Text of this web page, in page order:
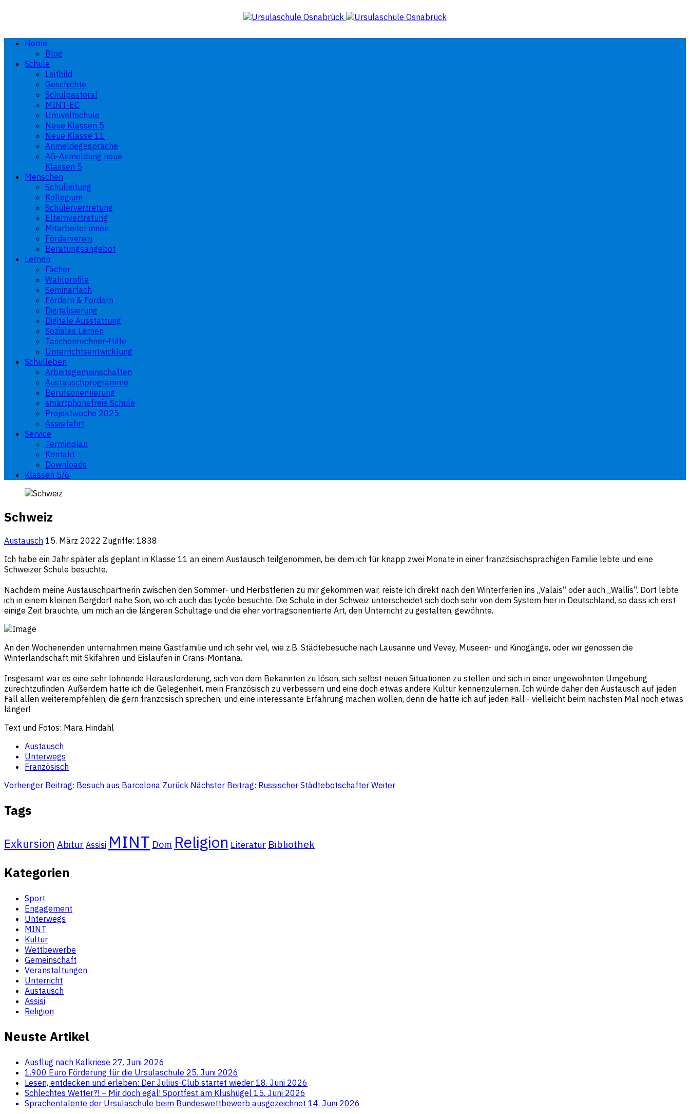
Home
Blog
Schule
Leitbild
Geschichte
Schulpastoral
MINT-EC
Umweltschule
Neue Klassen 5
Neue Klasse 11
Anmeldegespräche
AG-Anmeldung neue
Klassen 5
Menschen
Schulleitung
Kollegium
Schülervertretung
Elternvertretung
Mitarbeiter:innen
Förderverein
Beratungsangebot
Lernen
Fächer
Wahlprofile
Seminarfach
Fördern & Fordern
Digitalisierung
Digitale Ausstattung
Soziales Lernen
Taschenrechner-Hilfe
Unterrichtsentwicklung
Schulleben
Arbeitsgemeinschaften
Austauschprogramme
Berufsorientierung
smartphonefreie Schule
Projektwoche 2025
Assisifahrt
Service
Terminplan
Kontakt
Downloads
Klassen 5/6
Schweiz
Austausch 15. März 2022 Zugriffe: 1838
Ich habe ein Jahr später als geplant in Klasse 11 an einem Austausch teilgenommen, bei dem ich für knapp zwei Monate in einer französischsprachigen Familie lebte und eine
Schweizer Schule besuchte.
Nachdem meine Austauschpartnerin zwischen den Sommer- und Herbstferien zu mir gekommen war, reiste ich direkt nach den Winterferien ins „Valais“ oder auch „Wallis“. Dort lebte
ich in einem kleinen Bergdorf nahe Sion, wo ich auch das Lycée besuchte. Die Schule in der Schweiz unterscheidet sich doch sehr von dem System hier in Deutschland, so dass ich erst
einige Zeit brauchte, um mich an die längeren Schultage und die eher vortragsorientierte Art, den Unterricht zu gestalten, gewöhnte.
An den Wochenenden unternahmen meine Gastfamilie und ich sehr viel, wie z.B. Städtebesuche nach Lausanne und Vevey, Museen- und Kinogänge, oder wir genossen die
Winterlandschaft mit Skifahren und Eislaufen in Crans-Montana.
Insgesamt war es eine sehr lohnende Herausforderung, sich von dem Bekannten zu lösen, sich selbst neuen Situationen zu stellen und sich in einer ungewohnten Umgebung
zurechtzufinden. Außerdem hatte ich die Gelegenheit, mein Französisch zu verbessern und eine doch etwas andere Kultur kennenzulernen. Ich würde daher den Austausch auf jeden
Fall allen weiterempfehlen, die gern französisch sprechen, und eine interessante Erfahrung machen wollen, denn die hatte ich auf jeden Fall - vielleicht beim nächsten Mal noch etwas
länger!
Text und Fotos: Mara Hindahl
Austausch
Unterwegs
Französisch
Vorheriger Beitrag: Besuch aus Barcelona Zurück Nächster Beitrag: Russischer Städtebotschafter Weiter
Tags
Exkursion Abitur Assisi MINT Dom Religion Literatur Bibliothek
Kategorien
Sport
Engagement
Unterwegs
MINT
Kultur
Wettbewerbe
Gemeinschaft
Veranstaltungen
Unterricht
Austausch
Assisi
Religion
Neuste Artikel
Ausflug nach Kalkriese 27. Juni 2026
1.900 Euro Förderung für die Ursulaschule 25. Juni 2026
Lesen, entdecken und erleben: Der Julius-Club startet wieder 18. Juni 2026
Schlechtes Wetter?! – Mir doch egal! Sportfest am Klushügel 15. Juni 2026
Sprachentalente der Ursulaschule beim Bundeswettbewerb ausgezeichnet 14. Juni 2026